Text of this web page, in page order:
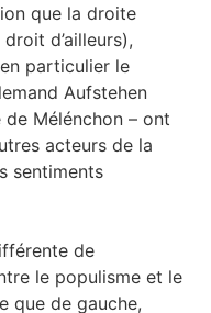
que la droite
d’ailleurs),
particulier le
Aufstehen
de Mélénchon – ont
acteurs de la
sentiments
de
le populisme et le
que de gauche,